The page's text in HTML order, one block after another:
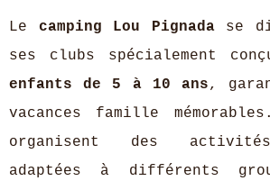
Le camping Lou Pignadase
ses clubs spécialement
enfants de 5 à 10 ans,
vacances famille
organisent des
adaptées à différents